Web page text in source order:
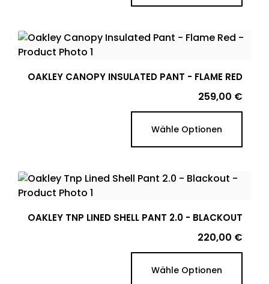
OAKLEY CANOPY INSULATED PANT - FLAME RED
Preis
259,00 €
Wähle Optionen
OAKLEY TNP LINED SHELL PANT 2.0 - BLACKOUT
Preis
220,00 €
Wähle Optionen